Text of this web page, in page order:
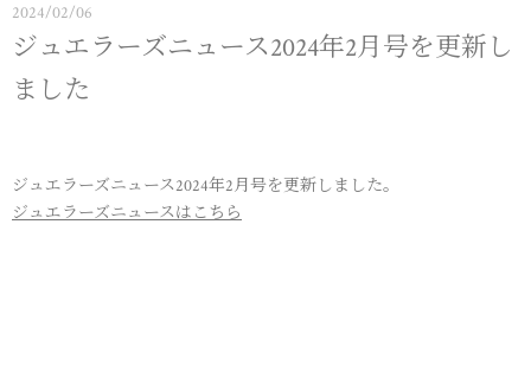
2024/02/06
ジュエラーズニュース2024年2月号を更新し
ました
ジュエラーズニュース2024年2月号を更新しました。
ジュエラーズニュースはこちら